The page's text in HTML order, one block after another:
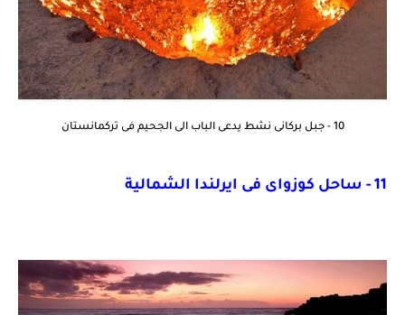
10 - جبل بركانى نشط يدعى الباب الى الجحيم فى تركمانستان
11 - ساحل كوزواى فى ايرلندا الشمالية